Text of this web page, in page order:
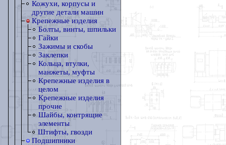
Кожухи, корпусы и
другие детали машин
Крепежные изделия
Болты, винты, шпильки
Гайки
Зажимы и скобы
Заклепки
Кольца, втулки,
манжеты, муфты
Крепежные изделия в
целом
Крепежные изделия
прочие
Шайбы, контрящие
элементы
Штифты, гвозди
Подшипники